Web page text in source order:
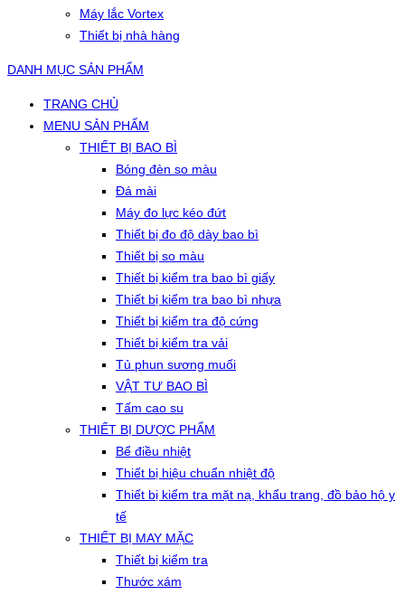
Máy lắc Vortex
Thiết bị nhà hàng
DANH MỤC SẢN PHẨM
TRANG CHỦ
MENU SẢN PHẨM
THIẾT BỊ BAO BÌ
Bóng đèn so màu
Đá mài
Máy đo lực kéo đứt
Thiết bị đo độ dày bao bì
Thiết bị so màu
Thiết bị kiểm tra bao bì giấy
Thiết bị kiểm tra bao bì nhựa
Thiết bị kiểm tra độ cứng
Thiết bị kiểm tra vải
Tủ phun sương muối
VẬT TƯ BAO BÌ
Tấm cao su
THIẾT BỊ DƯỢC PHẨM
Bể điều nhiệt
Thiết bị hiệu chuẩn nhiệt độ
Thiết bị kiểm tra mặt nạ, khẩu trang, đồ bảo hộ y
tế
THIẾT BỊ MAY MẶC
Thiết bị kiểm tra
Thước xám